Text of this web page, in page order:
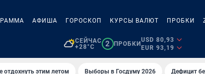
АФИША ГОРОСКОП КУРСЫ ВАЛЮТ ПРОБКИ
СЕЙЧАС
+28°C
2 ПРОБКИ
USD 80,93
EUR 93,19
отдохнуть этим летом Выборы в Госдуму 2026 Дефицит